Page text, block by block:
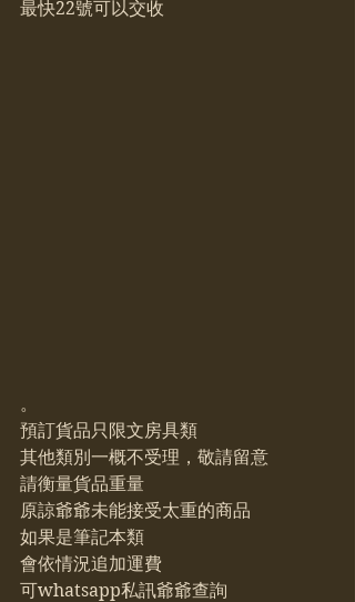
最快22號可以交收
。
預訂貨品只限文房具類
其他類別一概不受理，敬請留意
請衡量貨品重量
原諒爺爺未能接受太重的商品
如果是筆記本類
會依情況追加運費
可whatsapp私訊爺爺查詢